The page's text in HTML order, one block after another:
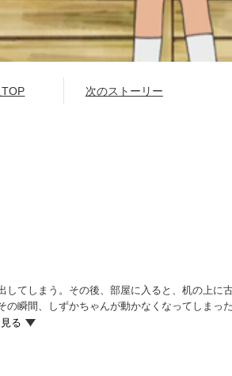
次のストーリー
てしまう。その後、部屋に入ると、机の上に
瞬間、しずかちゃんが動かなくなってしまっ
という。のび太は、しずかちゃんが手に持っ